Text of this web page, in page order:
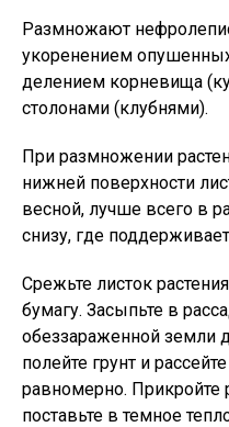
Размножают
укоренением
делением корневища
столонами (клубнями).
При размножении
нижней поверхности
весной, лучше всего в
снизу, где
Срежьте листок
бумагу. Засыпьте в
обеззараженной земли
полейте грунт и
равномерно. Прикройте
поставьте в темное